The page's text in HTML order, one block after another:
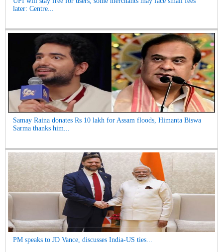
later: Centre...
Samay Raina donates Rs 10 lakh for Assam floods, Himanta Biswa
Sarma thanks him...
PM speaks to JD Vance, discusses India-US ties...